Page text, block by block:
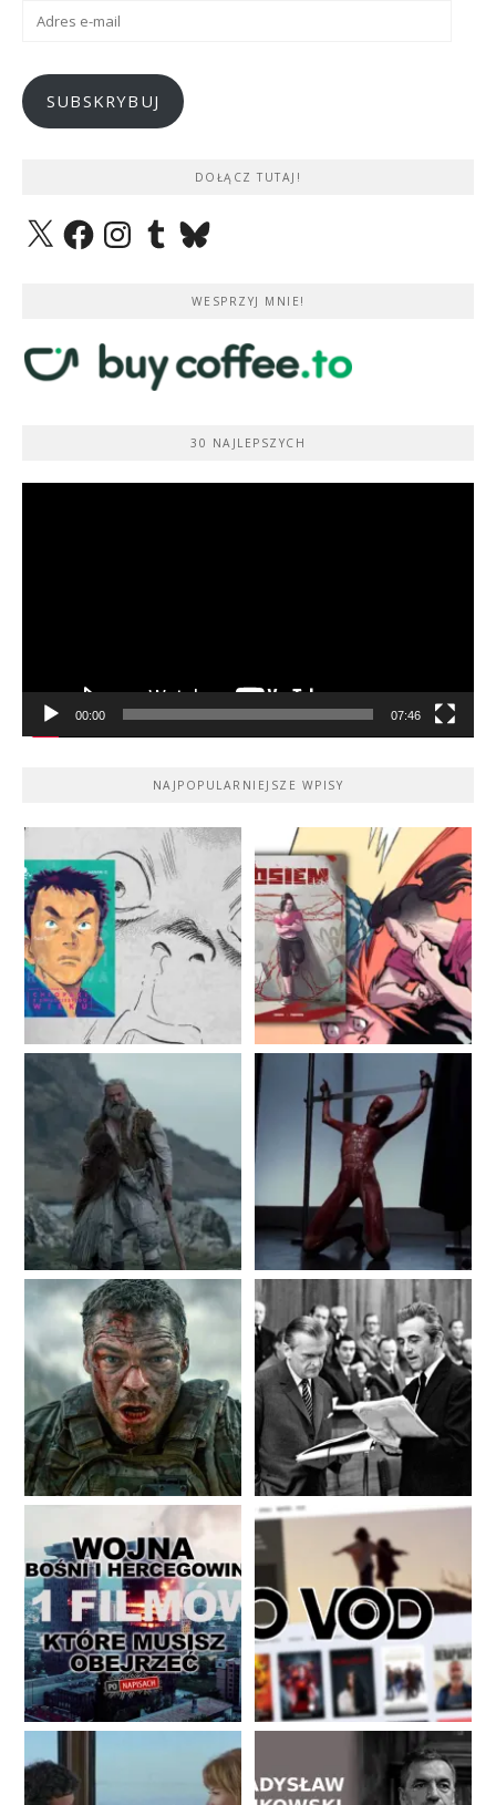
Adres
SUBSKRYBUJ
DOŁĄCZ TUTAJ!
X FacebookInstagramTumblrBluesky
WESPRZYJ MNIE!
30 NAJLEPSZYCH
00:00 07:46
NAJPOPULARNIEJSZE WPISY